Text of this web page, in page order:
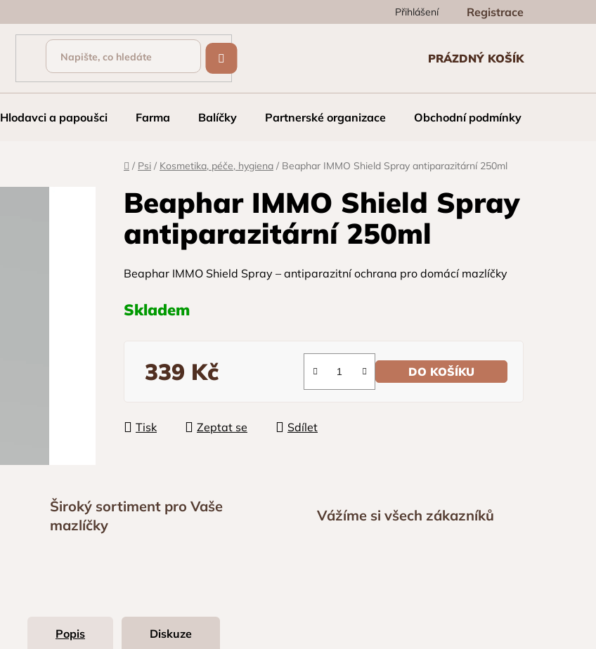
Přihlášení Registrace
KOŠÍK
PRÁZDNÝ KOŠÍK
Hlodavci a papoušci Farma Balíčky Partnerské organizace Obchodní podmínky
Domů
/ Psi / Kosmetika, péče, hygiena / Beaphar IMMO Shield Spray antiparazitární 250ml
Beaphar IMMO Shield Spray
antiparazitární 250ml
Beaphar IMMO Shield Spray – antiparazitní ochrana pro domácí mazlíčky
Skladem
339 Kč DO KOŠÍKU
Tisk Zeptat se Sdílet
Široký sortiment pro Vaše
mazlíčky
Vážíme si všech zákazníků
Popis Diskuze